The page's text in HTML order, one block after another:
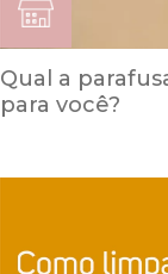
Qual a
para você?